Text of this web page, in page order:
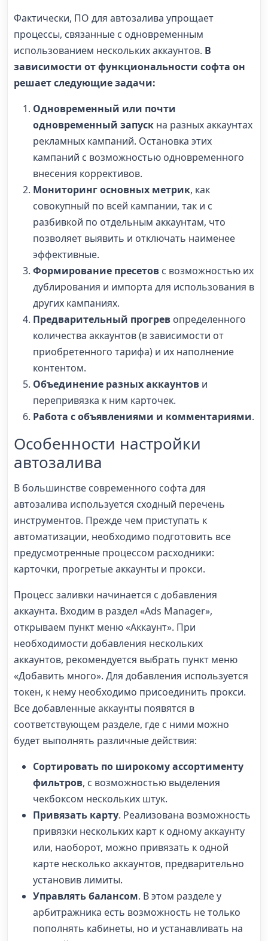
Фактически, ПО для автозалива упрощает
процессы, связанные с одновременным
использованием нескольких аккаунтов. В
зависимости от функциональности софта он
решает следующие задачи:
Одновременный или почти
одновременный запуск на разных аккаунтах
рекламных кампаний. Остановка этих
кампаний с возможностью одновременного
внесения коррективов.
Мониторинг основных метрик, как
совокупный по всей кампании, так и с
разбивкой по отдельным аккаунтам, что
позволяет выявить и отключать наименее
эффективные.
Формирование пресетов с возможностью их
дублирования и импорта для использования в
других кампаниях.
Предварительный прогрев определенного
количества аккаунтов (в зависимости от
приобретенного тарифа) и их наполнение
контентом.
Объединение разных аккаунтов и
перепривязка к ним карточек.
Работа с объявлениями и комментариями.
Особенности настройки
автозалива
В большинстве современного софта для
автозалива используется сходный перечень
инструментов. Прежде чем приступать к
автоматизации, необходимо подготовить все
предусмотренные процессом расходники:
карточки, прогретые аккаунты и прокси.
Процесс заливки начинается с добавления
аккаунта. Входим в раздел «Ads Manager»,
открываем пункт меню «Аккаунт». При
необходимости добавления нескольких
аккаунтов, рекомендуется выбрать пункт меню
«Добавить много». Для добавления используется
токен, к нему необходимо присоединить прокси.
Все добавленные аккаунты появятся в
соответствующем разделе, где с ними можно
будет выполнять различные действия:
Сортировать по широкому ассортименту
фильтров, с возможностью выделения
чекбоксом нескольких штук.
Привязать карту. Реализована возможность
привязки нескольких карт к одному аккаунту
или, наоборот, можно привязать к одной
карте несколько аккаунтов, предварительно
установив лимиты.
Управлять балансом. В этом разделе у
арбитражника есть возможность не только
пополнять кабинеты, но и устанавливать на